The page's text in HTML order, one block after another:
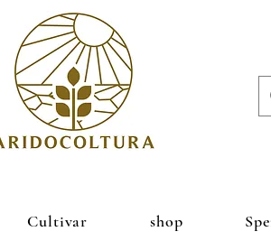
Cultivar shop